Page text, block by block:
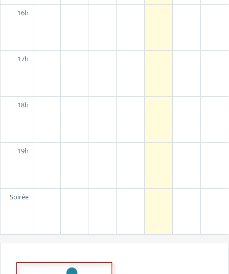
16h
17h
18h
19h
Soirée